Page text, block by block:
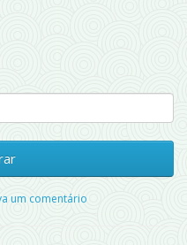
um comentário